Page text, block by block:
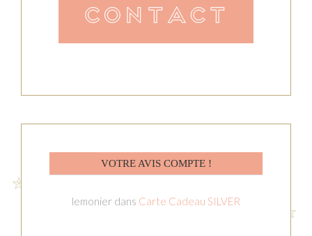
VOTRE AVIS COMPTE !
lemonier dans Carte Cadeau SILVER